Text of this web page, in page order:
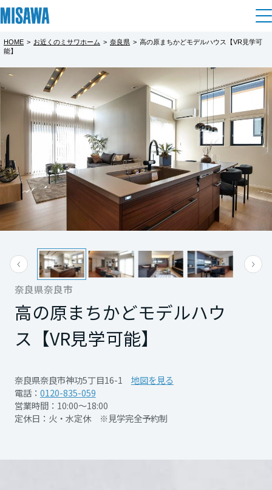
住まい
建てる [注文住宅]
商品ラインアップ
デザイン
テクノロジー（住まいの性能）
建築事例・建築実例
インテリア
住まいづくりガイド
買う
分譲住宅（建売・土地）検索
中古住宅検索
スムストック検索
土地活用
個人のお客さま
賃貸住宅
賃貸併用住宅
店舗・各種施設
土地活用モデルルーム見学
土地活用実例
法人のお客さま
社宅建築
医療・介護・子育て・障がい福祉施設
これから土地活用・賃貸経営をご検討の方
リフォーム
戸建て・マンション
ミサワリフォームとは
リフォームメニュー
リフォーム事例
事業用
ホテル・旅館リフォーム
まちづくり
複合開発・投資開発
複合開発事業（ASMACI-アスマチ-）
再開発・官民連携事業
分譲マンション開発事業
収益不動産・投資開発事業
事業用売買
オーナーサポート
サポートメニュー
住まいるりんぐ（ロングサポート）
保証制度
アフターメンテナンス
ミサワリフォーム
ご相談窓口
企 業・IR情報
企業・IR
ニュース
ミサワホームグループ
IR情報
展示場・イベント情報
カタログ請求
住まいのご相談
HOME > お近くのミサワホーム > 奈良県 > 高の原まちかどモデルハウス【VR見学可
能】
奈良県奈良市
高の原まちかどモデルハウ
ス【VR見学可能】
奈良県奈良市神功5丁目16-1
地図を見る
電話： 0120-835-059
営業時間：10:00～18:00
定休日：火・水定休 ※見学完全予約制
都道府県を選択
北海道
北海道
東北
青森県
岩手県
宮城県
山形県
高の原まちかどモデルハウス GX住宅見学
会
完全予約制
災害に強いミサワホームの技術をご体感くだ
さい。
開催場所
高の原まちかどモデルハウ
ス【VR見学可能】